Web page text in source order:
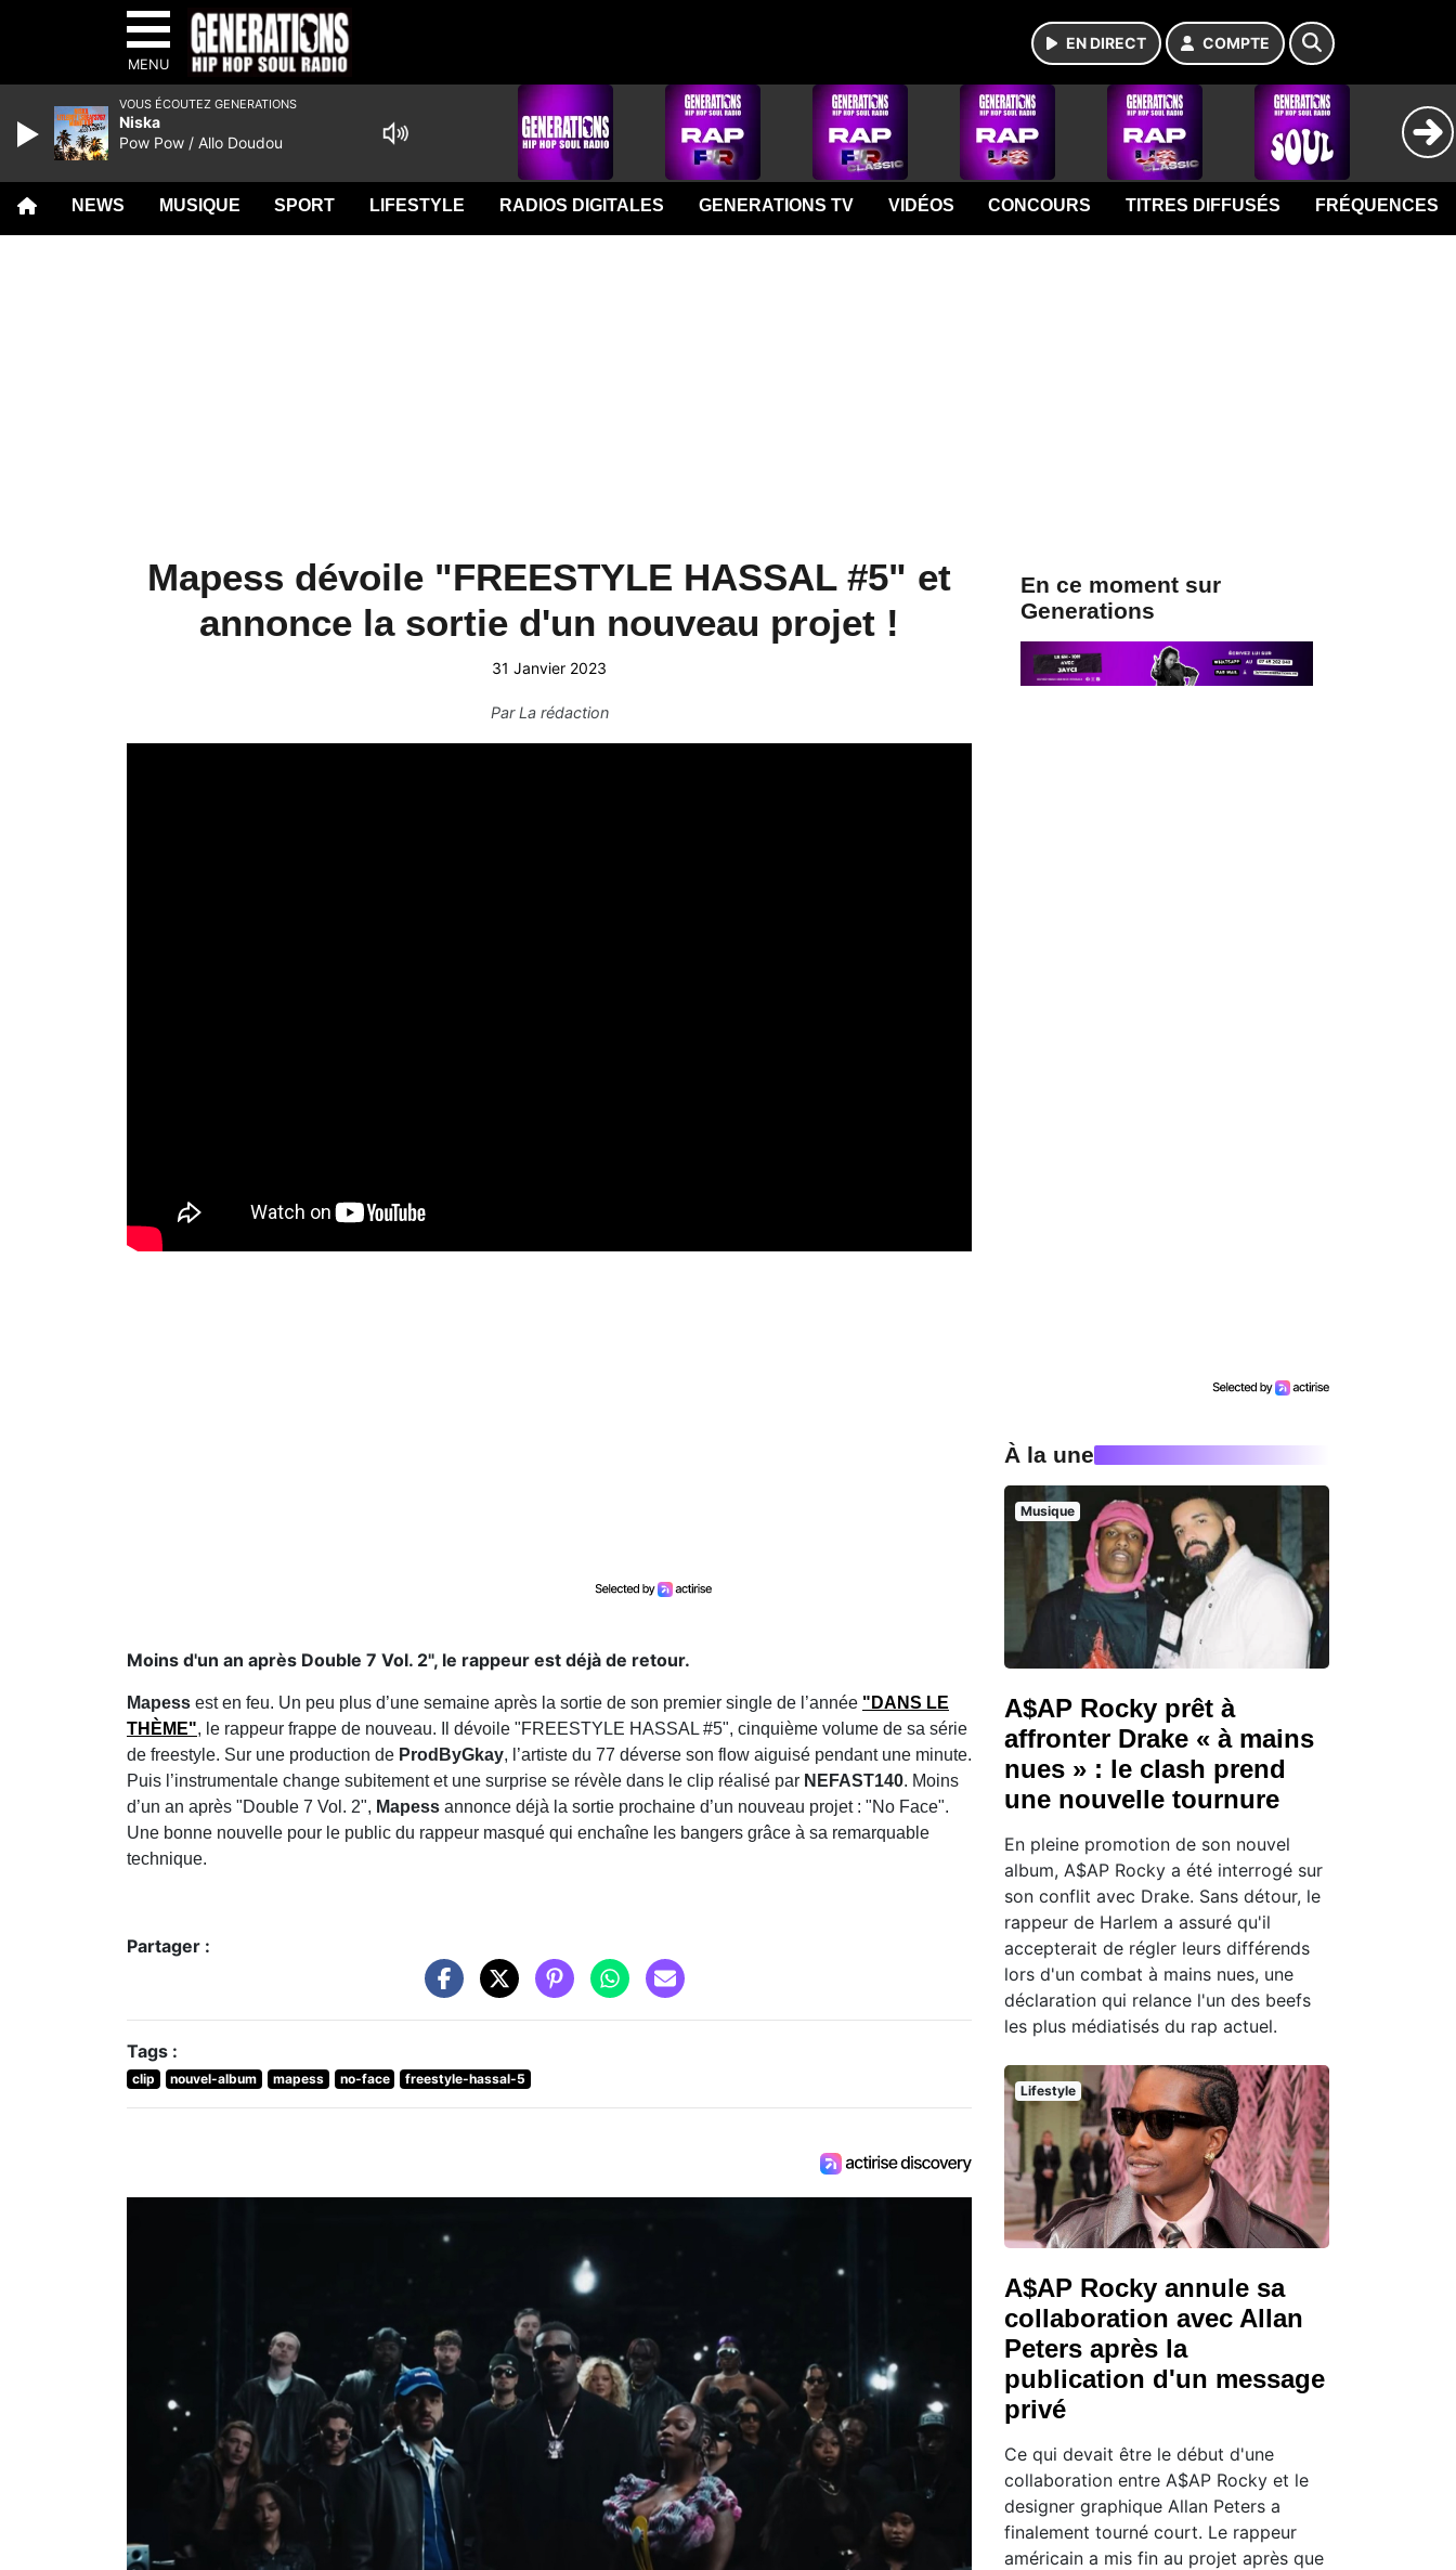
MENU
EN DIRECT COMPTE
NEWS MUSIQUE SPORT LIFESTYLE RADIOS DIGITALES GENERATIONS TV VIDÉOS CONCOURS TITRES DIFFUSÉS FRÉQUENCES
Mapess dévoile "FREESTYLE HASSAL #5" et
annonce la sortie d'un nouveau projet !
31 Janvier 2023
ParLa rédaction
Moins d'un an après Double 7 Vol. 2", le rappeur est déjà de retour.
Mapess est en feu. Un peu plus d’une semaine après la sortie de son premier single de l’année "DANS LE
THÈME", le rappeur frappe de nouveau. Il dévoile "FREESTYLE HASSAL #5", cinquième volume de sa série
de freestyle. Sur une production de ProdByGkay, l’artiste du 77 déverse son flow aiguisé pendant une minute.
Puis l’instrumentale change subitement et une surprise se révèle dans le clip réalisé par NEFAST140. Moins
d’un an après "Double 7 Vol. 2", Mapess annonce déjà la sortie prochaine d’un nouveau projet : "No Face".
Une bonne nouvelle pour le public du rappeur masqué qui enchaîne les bangers grâce à sa remarquable
technique.
Partager :
Tags :
clip nouvel-album mapess no-face freestyle-hassal-5
En ce moment sur
Generations
À la une
Musique
A$AP Rocky prêt à
affronter Drake « à mains
nues » : le clash prend
une nouvelle tournure
En pleine promotion de son nouvel
album, A$AP Rocky a été interrogé sur
son conflit avec Drake. Sans détour, le
rappeur de Harlem a assuré qu'il
accepterait de régler leurs différends
lors d'un combat à mains nues, une
déclaration qui relance l'un des beefs
les plus médiatisés du rap actuel.
Lifestyle
A$AP Rocky annule sa
collaboration avec Allan
Peters après la
publication d'un message
privé
Ce qui devait être le début d'une
collaboration entre A$AP Rocky et le
designer graphique Allan Peters a
finalement tourné court. Le rappeur
américain a mis fin au projet après que
VOUS ÉCOUTEZ GENERATIONS
Niska
Pow Pow / Allo Doudou